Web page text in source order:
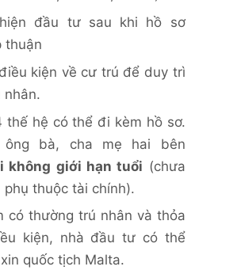
đầu tư sau khi hồ sơ
thuận
kiện về cư trú để duy trì
nhân.
thế hệ có thể đi kèm hồ sơ.
ông bà, cha mẹ hai bên
không giới hạn tuổi (chưa
phụ thuộc tài chính).
có thường trú nhân và thỏa
kiện, nhà đầu tư có thể
quốc tịch Malta.